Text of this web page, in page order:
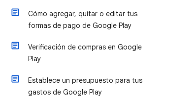
Cómo agregar, quitar o editar tus
formas de pago de Google Play
Verificación de compras en Google
Play
Establece un presupuesto para tus
gastos de Google Play